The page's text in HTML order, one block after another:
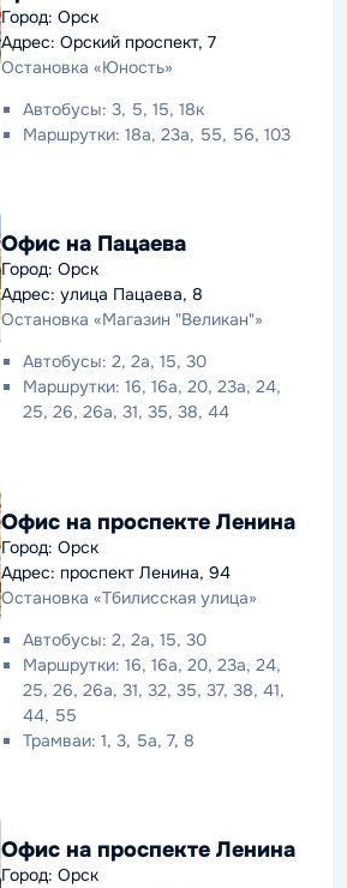
Город: Орск
Адрес: Орский проспект, 7
Остановка «Юность»
Автобусы: 3, 5, 15, 18к
Маршрутки: 18а, 23а, 55, 56, 103
Офис на Пацаева
Город: Орск
Адрес: улица Пацаева, 8
Остановка «Магазин "Великан"»
Автобусы: 2, 2а, 15, 30
Маршрутки: 16, 16а, 20, 23а, 24,
25, 26, 26а, 31, 35, 38, 44
Офис на проспекте Ленина
Город: Орск
Адрес: проспект Ленина, 94
Остановка «Тбилисская улица»
Автобусы: 2, 2а, 15, 30
Маршрутки: 16, 16а, 20, 23а, 24,
25, 26, 26а, 31, 32, 35, 37, 38, 41,
44, 55
Трамваи: 1, 3, 5а, 7, 8
Офис на проспекте Ленина
Город: Орск